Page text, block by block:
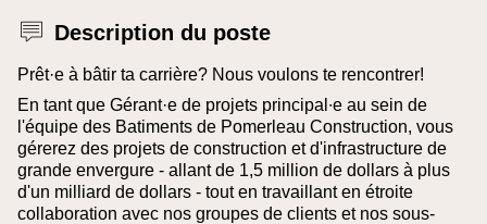
Description du poste
Prêt·e à bâtir ta carrière? Nous voulons te rencontrer!
En tant que Gérant·e de projets principal∙e au sein de
l'équipe des Batiments de Pomerleau Construction, vous
gérerez des projets de construction et d'infrastructure de
grande envergure - allant de 1,5 million de dollars à plus
d'un milliard de dollars - tout en travaillant en étroite
collaboration avec nos groupes de clients et nos sous-